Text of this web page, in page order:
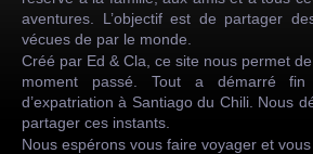
aventures. L’objectif est de partager
vécues de par le monde.
Créé par Ed & Cla, ce site nous permet
moment passé. Tout a démarré
d’expatriation à Santiago du Chili. Nous
partager ces instants.
Nous espérons vous faire voyager et